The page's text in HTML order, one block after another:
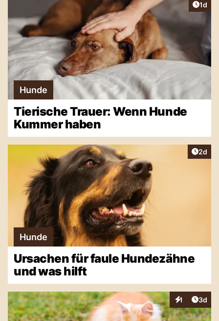
1d
Hunde
Tierische Trauer: Wenn Hunde
Kummer haben
2d
Hunde
Ursachen für faule Hundezähne
und was hilft
1
Interaktionen
3d